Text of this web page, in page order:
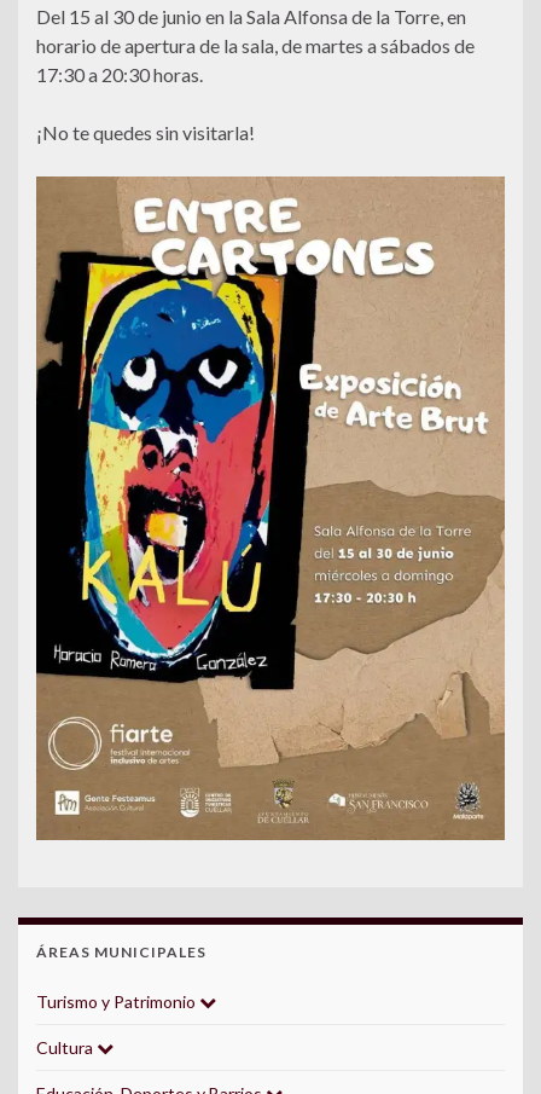
Del 15 al 30 de junio en la Sala Alfonsa de la Torre, en
horario de apertura de la sala, de martes a sábados de
17:30 a 20:30 horas.
¡No te quedes sin visitarla!
ÁREAS MUNICIPALES
Turismo y Patrimonio
Cultura